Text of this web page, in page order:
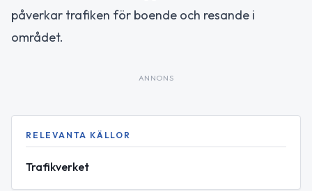
påverkar trafiken för boende och resande i
området.
ANNONS
RELEVANTA KÄLLOR
Trafikverket